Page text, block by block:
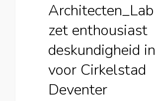
Architecten_Lab
zet enthousiast
deskundigheid in
voor Cirkelstad
Deventer